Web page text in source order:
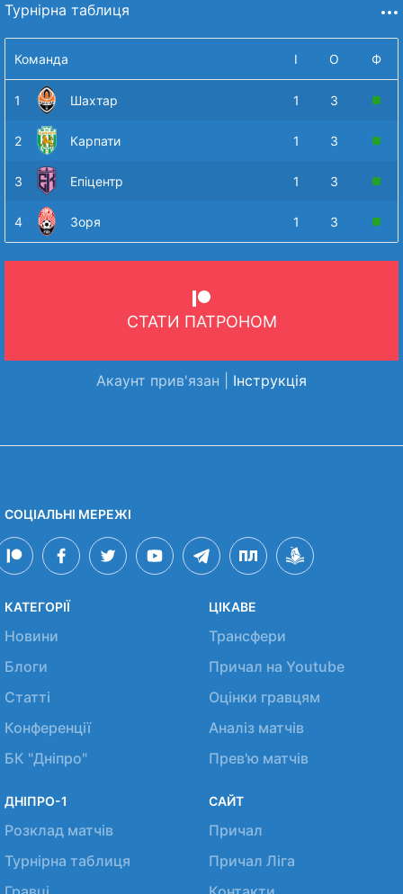
Турнірна таблиця
Команда І О Ф
1 Шахтар 1 3
2 Карпати 1 3
3 Епіцентр 1 3
4 Зоря 1 3
СТАТИ ПАТРОНОМ
Акаунт прив'язан | Інструкція
СОЦІАЛЬНІ МЕРЕЖІ
КАТЕГОРІЇ
Новини
Блоги
Статті
Конференції
БК "Дніпро"
ЦІКАВЕ
Трансфери
Причал на Youtube
Оцінки гравцям
Аналіз матчів
Прев'ю матчів
ДНІПРО-1
Розклад матчів
Турнірна таблиця
САЙТ
Причал
Причал Ліга